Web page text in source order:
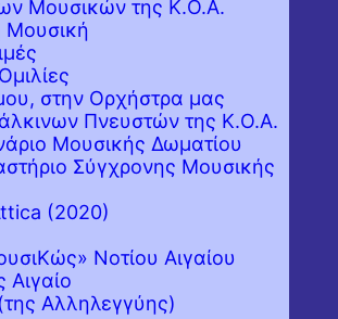
Μουσικών της Κ.Ο.Α.
Μουσική
στην Ορχήστρα μας
Πνευστών της Κ.Ο.Α.
Μουσικής Δωματίου
Σύγχρονης Μουσικής
(2020)
Νοτίου Αιγαίου
Αιγαίο
Αλληλεγγύης)